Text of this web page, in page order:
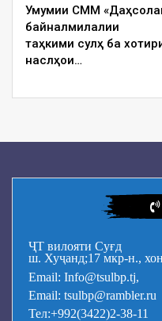
Умумии СММ
байналмилалии
таҳкими сулҳ ба
наслҳои…
ҶТ вилояти Суғд
ш. Хуҷанд;17 мкр-н.,
Email: Info@tsulbp.tj,
Email: tsulbp@rambler.ru
Тел:+992(3422)2-38-11